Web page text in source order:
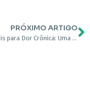
PRÓXIMO ARTIGO
Cannabis para Dor Crônica: Uma Revisão Sistemática Rápida de Ensaios Clínicos Controlados Randomizados